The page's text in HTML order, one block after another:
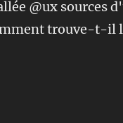
@ux sources
trouve-t-il